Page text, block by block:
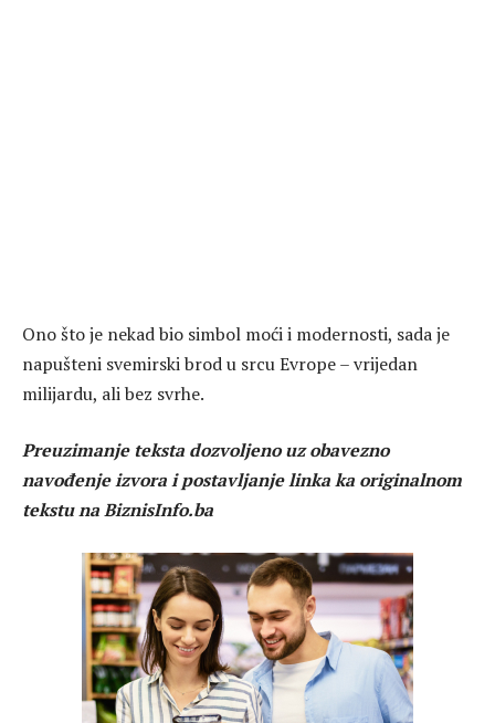
Ono što je nekad bio simbol moći i modernosti, sada je
napušteni svemirski brod u srcu Evrope – vrijedan
milijardu, ali bez svrhe.
Preuzimanje teksta dozvoljeno uz obavezno
navođenje izvora i postavljanje linka ka originalnom
tekstu na BiznisInfo.ba